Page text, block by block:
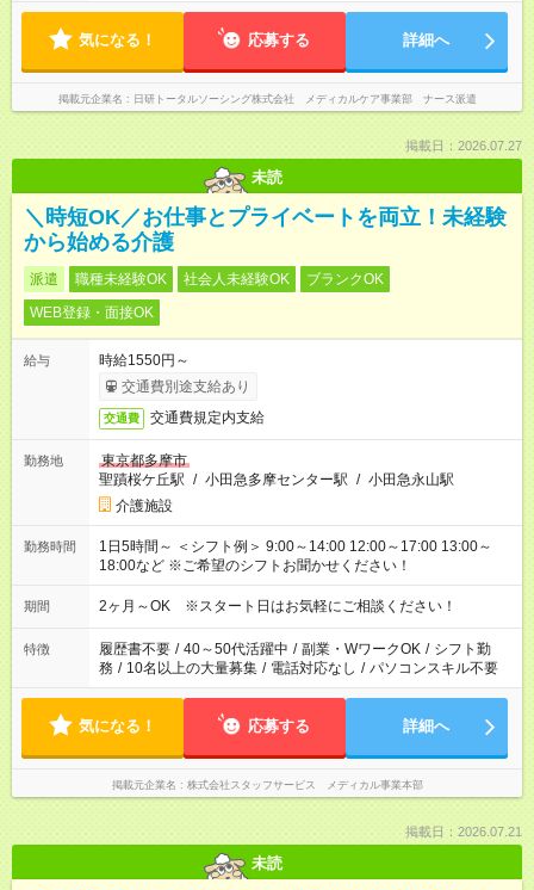
気になる！ 応募する 詳細へ
掲載元企業名 日研トータルソーシング株式会社 メディカルケア事業部 ナース派遣
掲載日：2026.07.27
未読
＼時短OK／お仕事とプライベートを両立！未経験
から始める介護
派遣 職種未経験OK 社会人未経験OK
ブランクOK
WEB登録・面接OK
給与
時給1550円～
交通費別途支給あり
交通費 交通費規定内支給
勤務地
東京都多摩市
聖蹟桜ケ丘駅 / 小田急多摩センター駅 / 小田急永山駅
介護施設
勤務時間
1日5時間～ ＜シフト例＞ 9:00～14:00 12:00～17:00 13:00～
18:00など ※ご希望のシフトお聞かせください！
期間 2ヶ月～OK ※スタート日はお気軽にご相談ください！
特徴 履歴書不要 / 40～50代活躍中 / 副業・WワークOK / シフト勤
務 / 10名以上の大量募集 / 電話対応なし / パソコンスキル不要
気になる！ 応募する 詳細へ
掲載元企業名 株式会社スタッフサービス メディカル事業本部
掲載日：2026.07.21
未読